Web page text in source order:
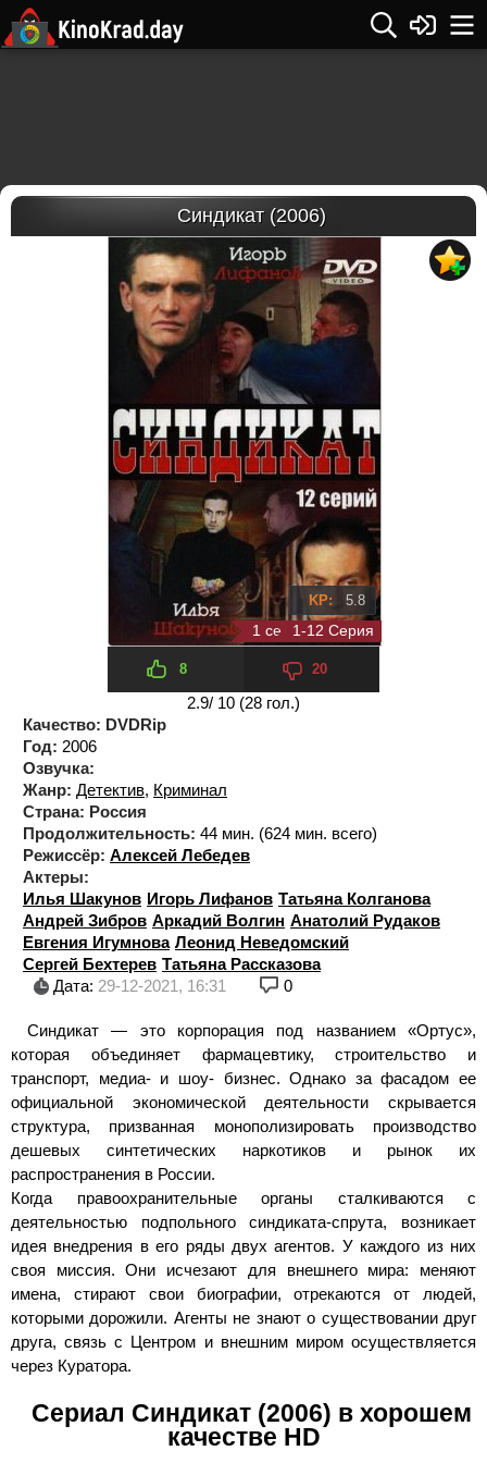
Синдикат (2006)
1 сезон 12 серия
1-12 Серия
KP: 5.8
8 20
2.9/ 10 (28 гол.)
Качество: DVDRip
Год: 2006
Озвучка:
Жанр: Детектив, Криминал
Страна: Россия
Продолжительность: 44 мин. (624 мин. всего)
Режиссёр: Алексей Лебедев
Актеры:
Илья Шакунов Игорь Лифанов Татьяна Колганова
Андрей Зибров Аркадий Волгин Анатолий Рудаков
Евгения Игумнова Леонид Неведомский
Сергей Бехтерев Татьяна Рассказова
Дата: 29-12-2021, 16:31 0
Синдикат — это корпорация под названием «Ортус»,
которая объединяет фармацевтику, строительство и
транспорт, медиа- и шоу- бизнес. Однако за фасадом ее
официальной экономической деятельности скрывается
структура, призванная монополизировать производство
дешевых синтетических наркотиков и рынок их
распространения в России.
Когда правоохранительные органы сталкиваются с
деятельностью подпольного синдиката-спрута, возникает
идея внедрения в его ряды двух агентов. У каждого из них
своя миссия. Они исчезают для внешнего мира: меняют
имена, стирают свои биографии, отрекаются от людей,
которыми дорожили. Агенты не знают о существовании друг
друга, связь с Центром и внешним миром осуществляется
через Куратора.
Сериал Синдикат (2006) в хорошем
качестве HD